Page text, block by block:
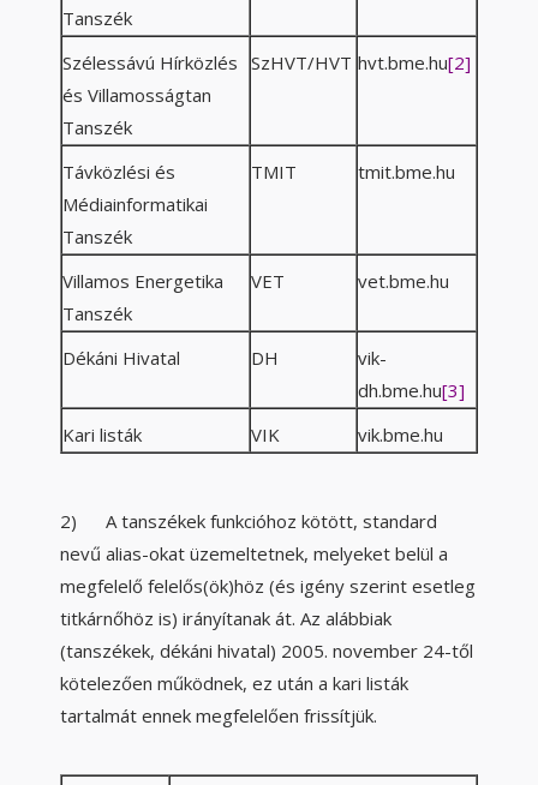
Tanszék
Szélessávú Hírközlés
és Villamosságtan
Tanszék
SzHVT/HVT hvt.bme.hu[2]
Távközlési és
Médiainformatikai
Tanszék
TMIT tmit.bme.hu
Villamos Energetika
Tanszék
VET vet.bme.hu
Dékáni Hivatal DH
vik-
dh.bme.hu[3]
Kari listák
VIK vik.bme.hu
2) A tanszékek funkcióhoz kötött, standard
nevű alias-okat üzemeltetnek, melyeket belül a
megfelelő felelős(ök)höz (és igény szerint esetleg
titkárnőhöz is) irányítanak át. Az alábbiak
(tanszékek, dékáni hivatal) 2005. november 24-től
kötelezően működnek, ez után a kari listák
tartalmát ennek megfelelően frissítjük.